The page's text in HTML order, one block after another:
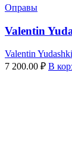
Оправы
Valentin
Valentin
7 200.00 ₽ В